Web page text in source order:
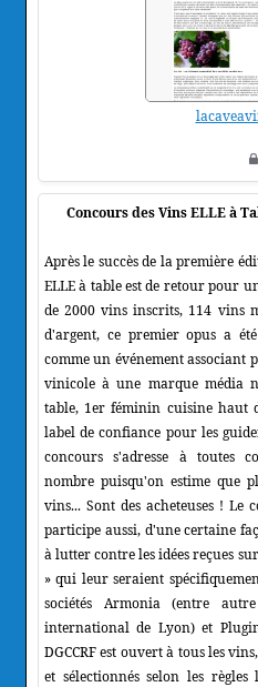
Concours des Vins ELLE à
Après le succès de la première
ELLE à table est de retour pour
de 2000 vins inscrits, 114 vins
d'argent, ce premier opus a
comme un événement
vinicole à une marque média
table, 1er féminin cuisine haut
label de confiance pour les
concours s'adresse à toutes
nombre puisqu'on estime que
vins... Sont des acheteuses ! Le
participe aussi, d'une certaine
à lutter contre les idées reçues
» qui leur seraient
sociétés Armonia (entre
international de Lyon) et
DGCCRF est ouvert à tous les
et sélectionnés selon les